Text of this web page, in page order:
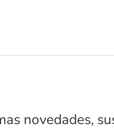
novedades,